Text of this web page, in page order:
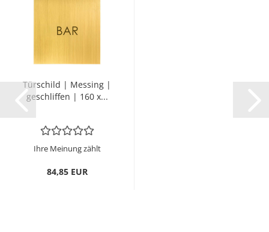
Tür­schild | Mes­sing |
ge­schlif­fen | 160 x...
Ihre Meinung zählt
84,85 EUR